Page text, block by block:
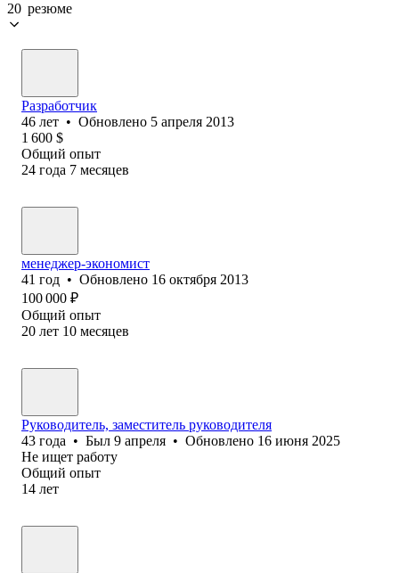
20 резюме
Разработчик
46 лет • Обновлено 5 апреля 2013
1 600 $
Общий опыт
24 года 7 месяцев
менеджер-экономист
41 год • Обновлено 16 октября 2013
100 000 ₽
Общий опыт
20 лет 10 месяцев
Руководитель, заместитель руководителя
43 года • Был 9 апреля • Обновлено 16 июня 2025
Не ищет работу
Общий опыт
14 лет